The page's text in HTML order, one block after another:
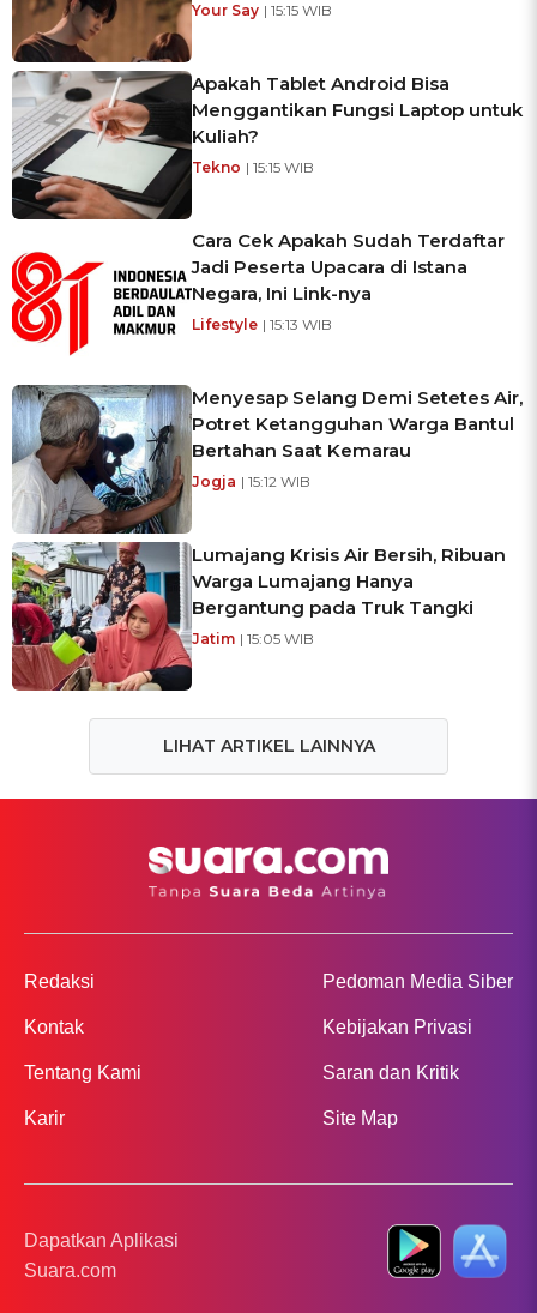
Your Say | 15:15 WIB
Apakah Tablet Android Bisa
Menggantikan Fungsi Laptop untuk
Kuliah?
Tekno | 15:15 WIB
Cara Cek Apakah Sudah Terdaftar
Jadi Peserta Upacara di Istana
Negara, Ini Link-nya
Lifestyle | 15:13 WIB
Menyesap Selang Demi Setetes Air,
Potret Ketangguhan Warga Bantul
Bertahan Saat Kemarau
Jogja | 15:12 WIB
Lumajang Krisis Air Bersih, Ribuan
Warga Lumajang Hanya
Bergantung pada Truk Tangki
Jatim | 15:05 WIB
LIHAT ARTIKEL LAINNYA
Redaksi
Kontak
Tentang Kami
Karir
Pedoman Media Siber
Kebijakan Privasi
Saran dan Kritik
Site Map
Dapatkan Aplikasi
Suara.com